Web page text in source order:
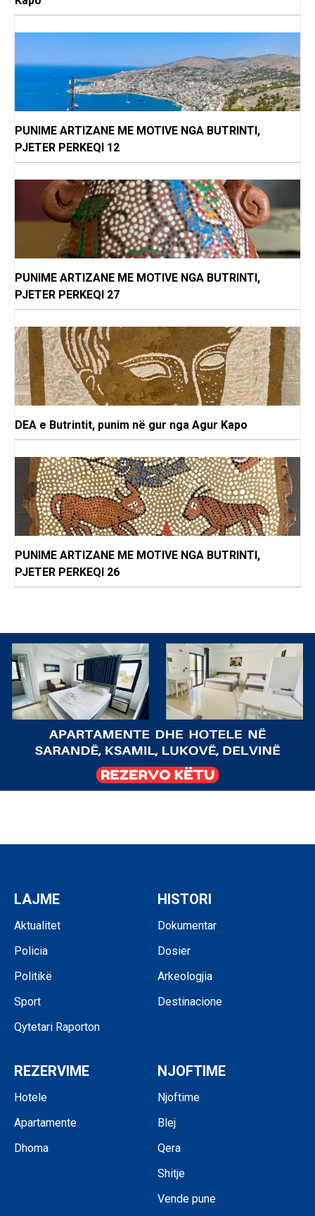
PUNIME ARTIZANE ME MOTIVE NGA BUTRINTI,
PJETER PERKEQI 12
PUNIME ARTIZANE ME MOTIVE NGA BUTRINTI,
PJETER PERKEQI 27
DEA e Butrintit, punim në gur nga Agur Kapo
PUNIME ARTIZANE ME MOTIVE NGA BUTRINTI,
PJETER PERKEQI 26
LAJME
Aktualitet
Policia
Politikë
Sport
Qytetari Raporton
HISTORI
Dokumentar
Dosier
Arkeologjia
Destinacione
REZERVIME
Hotele
Apartamente
Dhoma
NJOFTIME
Njoftime
Blej
Qera
Shitje
Vende pune